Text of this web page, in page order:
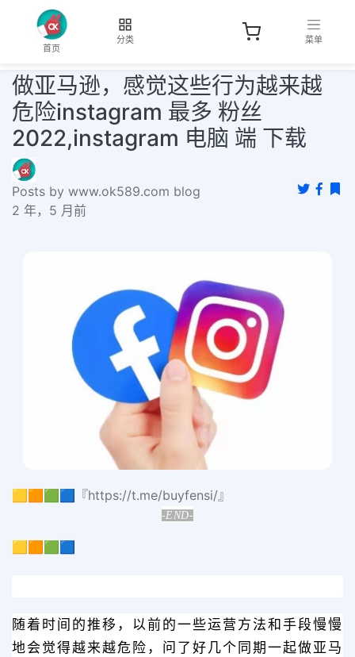
首页
分类 菜单
做亚马逊，感觉这些行为越来越
危险instagram 最多 粉丝
2022,instagram 电脑 端 下载
Posts by www.ok589.com blog
2 年，5 月前
🟨🟧🟩🟦『https://t.me/buyfensi/』
-END-
🟨🟧🟩🟦
随着时间的推移，以前的一些运营方法和手段慢慢
地会觉得越来越危险，问了好几个同期一起做亚马